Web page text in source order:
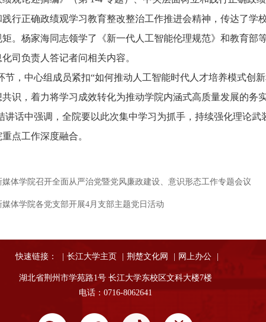
行正确政绩观学习教育整改整治工作推进会精神，传达了学
。杨家海同志领学了《新一代人工智能伦理规范》和教育部
司负责人答记者问相关内容。
节，中心组成员紧扣“如何推动人工智能时代人才培养模式创
识，着力将学习成效转化为推动学院内涵式高质量发展的务实
讲话中强调，全院要以此次集中学习为抓手，持续强化理论
点工作深度融合。
媒体学院召开全面从严治党暨党风廉政建设、意识形态工作专题会议
媒体学院各党支部开展4月支部主题党日活动
快速链接： 长江大学主页 荆楚文化网 网上办公
湖北省荆州市学苑路1号 长江大学东校区文科大楼7楼
电话：0716-8062641